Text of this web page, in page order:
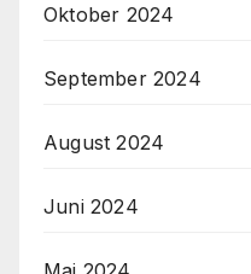
Oktober 2024
September 2024
August 2024
Juni 2024